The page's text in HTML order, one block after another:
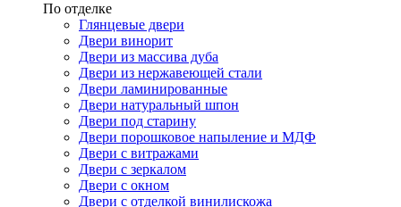
По отделке
Глянцевые двери
Двери винорит
Двери из массива дуба
Двери из нержавеющей стали
Двери ламинированные
Двери натуральный шпон
Двери под старину
Двери порошковое напыление и МДФ
Двери с витражами
Двери с зеркалом
Двери с окном
Двери с отделкой винилискожа